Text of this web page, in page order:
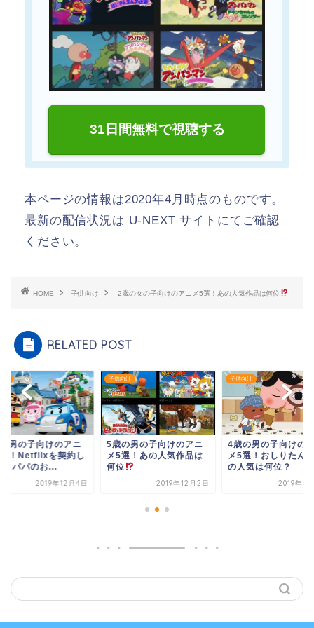
31日間無料で視聴する
本ページの情報は2020年4月時点のものです。
最新の配信状況は U-NEXT サイトにてご確認
ください。
HOME 子供向け 2歳の女の子向けのアニメ5選！あの人気作品は何位
RELATED POST
男の子向けのアニ
！Netflixを契約し
るパパのお...
2019年12月4日
子供向け
5歳の男の子向けのアニ
メ5選！あの人気作品は
何位
2019年12月2日
子供向け
4歳の男の子向けの
メ5選！おしりたん
の人気は何位？
2019年12